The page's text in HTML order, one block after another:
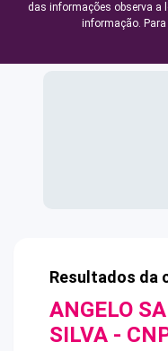
das informações observa a
informação.
Resultados da
ANGELO
SILVA -